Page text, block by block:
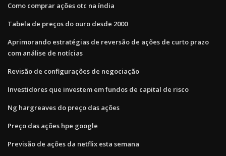
Como comprar ações otc na índia
Tabela de preços do ouro desde 2000
Aprimorando estratégias de reversão de ações de curto prazo
com análise de notícias
Revisão de configurações de negociação
Investidores que investem em fundos de capital de risco
Ng hargreaves do preço das ações
Preço das ações hpe google
Previsão de ações da netflix esta semana